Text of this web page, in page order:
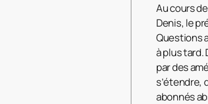
Au cours
Denis, le
Questions
à plus tard.
par des
s’étendre,
abonnés